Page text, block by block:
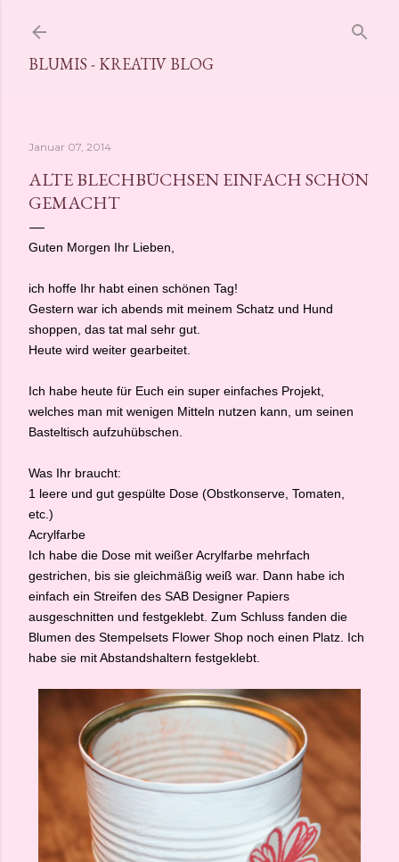
BLUMIS - KREATIV BLOG
Januar 07, 2014
ALTE BLECHBÜCHSEN EINFACH SCHÖN
GEMACHT
Guten Morgen Ihr Lieben,
ich hoffe Ihr habt einen schönen Tag!
Gestern war ich abends mit meinem Schatz und Hund
shoppen, das tat mal sehr gut.
Heute wird weiter gearbeitet.
Ich habe heute für Euch ein super einfaches Projekt,
welches man mit wenigen Mitteln nutzen kann, um seinen
Basteltisch aufzuhübschen.
Was Ihr braucht:
1 leere und gut gespülte Dose (Obstkonserve, Tomaten,
etc.)
Acrylfarbe
Ich habe die Dose mit weißer Acrylfarbe mehrfach
gestrichen, bis sie gleichmäßig weiß war. Dann habe ich
einfach ein Streifen des SAB Designer Papiers
ausgeschnitten und festgeklebt. Zum Schluss fanden die
Blumen des Stempelsets Flower Shop noch einen Platz. Ich
habe sie mit Abstandshaltern festgeklebt.